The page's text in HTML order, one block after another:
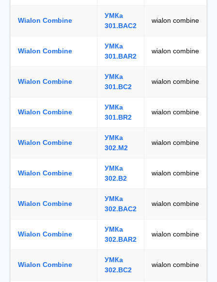
Wialon Combine
УМКа
301.BAC2
wialon combine
Wialon Combine
УМКа
301.BAR2
wialon combine
Wialon Combine
УМКа
301.BC2
wialon combine
Wialon Combine
УМКа
301.BR2
wialon combine
Wialon Combine
УМКа
302.М2
wialon combine
Wialon Combine
УМКа
302.B2
wialon combine
Wialon Combine
УМКа
302.BAC2
wialon combine
Wialon Combine
УМКа
302.BAR2
wialon combine
Wialon Combine
УМКа
302.BC2
wialon combine